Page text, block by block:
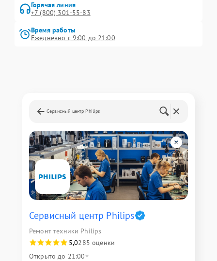
Горячая линия
+7 (800) 301-55-83
Время работы
Ежедневно с 9:00 до 21:00
Сервисный центр Philips
Сервисный центр Philips
Ремонт техники Philips
5,0285 оценки
Открыто до 21:00